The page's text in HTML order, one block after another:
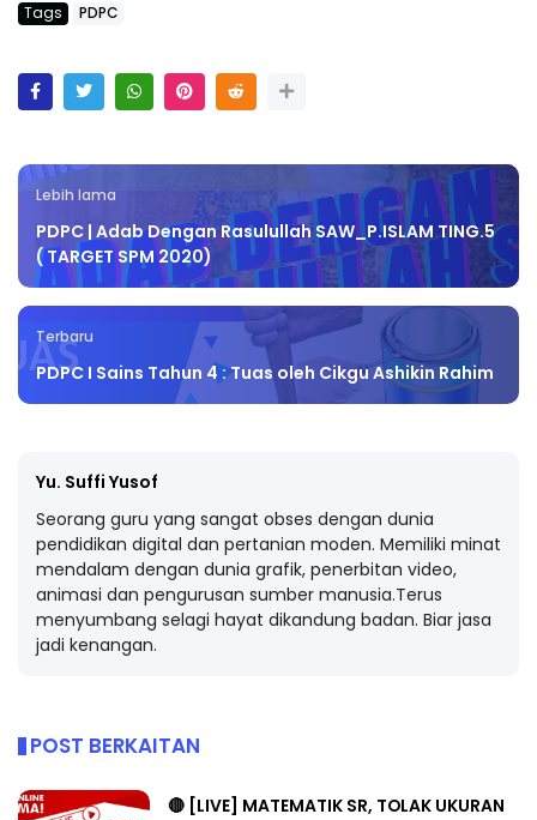
Tags PDPC
Lebih lama
PDPC | Adab Dengan Rasulullah SAW_P.ISLAM TING.5
( TARGET SPM 2020)
Terbaru
PDPC I Sains Tahun 4 : Tuas oleh Cikgu Ashikin Rahim
Yu. Suffi Yusof
Seorang guru yang sangat obses dengan dunia
pendidikan digital dan pertanian moden. Memiliki minat
mendalam dengan dunia grafik, penerbitan video,
animasi dan pengurusan sumber manusia.Terus
menyumbang selagi hayat dikandung badan. Biar jasa
jadi kenangan.
POST BERKAITAN
🔴 [LIVE] MATEMATIK SR, TOLAK UKURAN